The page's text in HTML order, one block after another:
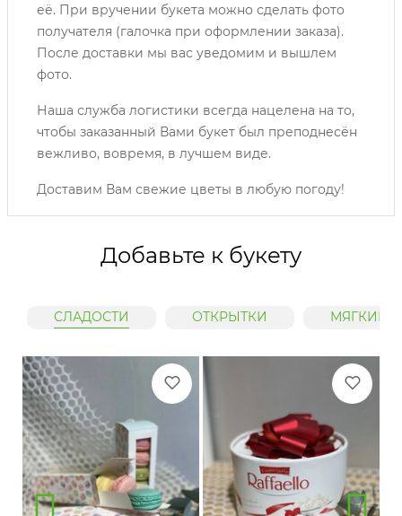
её. При вручении букета можно сделать фото
получателя (галочка при оформлении заказа).
После доставки мы вас уведомим и вышлем
фото.
Наша служба логистики всегда нацелена на то,
чтобы заказанный Вами букет был преподнесён
вежливо, вовремя, в лучшем виде.
Доставим Вам свежие цветы в любую погоду!
Добавьте к букету
СЛАДОСТИ ОТКРЫТКИ МЯГКИЕ